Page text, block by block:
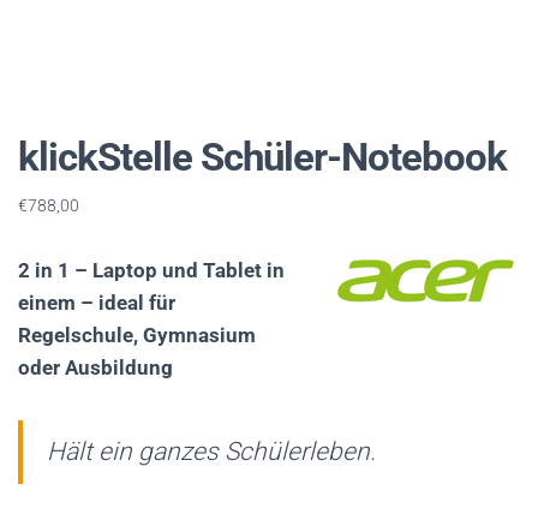
klickStelle Schüler-Notebook
€788,00
2 in 1 – Laptop und Tablet in
einem – ideal für
Regelschule, Gymnasium
oder Ausbildung
Hält ein ganzes Schülerleben.